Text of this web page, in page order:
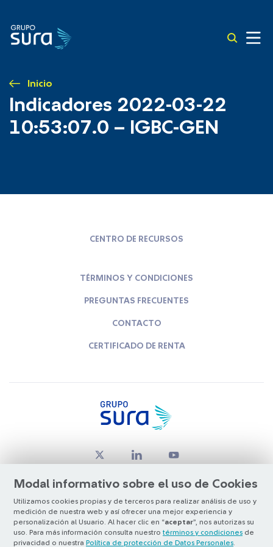
Inicio
Indicadores 2022-03-22
10:53:07.0 – IGBC-GEN
Modal informativo sobre el uso de Cookies
Utilizamos cookies propias y de terceros para realizar análisis de uso y
medición de nuestra web y así ofrecer una mejor experiencia y
personalización al Usuario. Al hacer clic en “aceptar”, nos autorizas su
uso. Para más información consulta nuestro términos y condiciones de
privacidad o nuestra Política de protección de Datos Personales
CENTRO DE RECURSOS
TÉRMINOS Y CONDICIONES
PREGUNTAS FRECUENTES
CONTACTO
CERTIFICADO DE RENTA
© Copyright Grupo SURA 2026